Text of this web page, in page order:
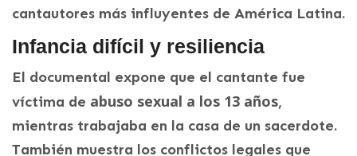
cantautores más influyentes de América Latina.
Infancia difícil y resiliencia
El documental expone que el cantante fue
víctima de abuso sexual a los 13 años,
mientras trabajaba en la casa de un sacerdote.
También muestra los conflictos legales que